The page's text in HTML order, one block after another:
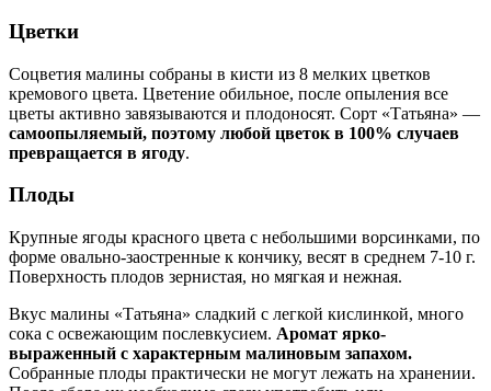
Цветки
Соцветия малины собраны в кисти из 8 мелких цветков
кремового цвета. Цветение обильное, после опыления все
цветы активно завязываются и плодоносят. Сорт «Татьяна» —
самоопыляемый, поэтому любой цветок в 100% случаев
превращается в ягоду.
Плоды
Крупные ягоды красного цвета с небольшими ворсинками, по
форме овально-заостренные к кончику, весят в среднем 7-10 г.
Поверхность плодов зернистая, но мягкая и нежная.
Вкус малины «Татьяна» сладкий с легкой кислинкой, много
сока с освежающим послевкусием. Аромат ярко-
выраженный с характерным малиновым запахом.
Собранные плоды практически не могут лежать на хранении.